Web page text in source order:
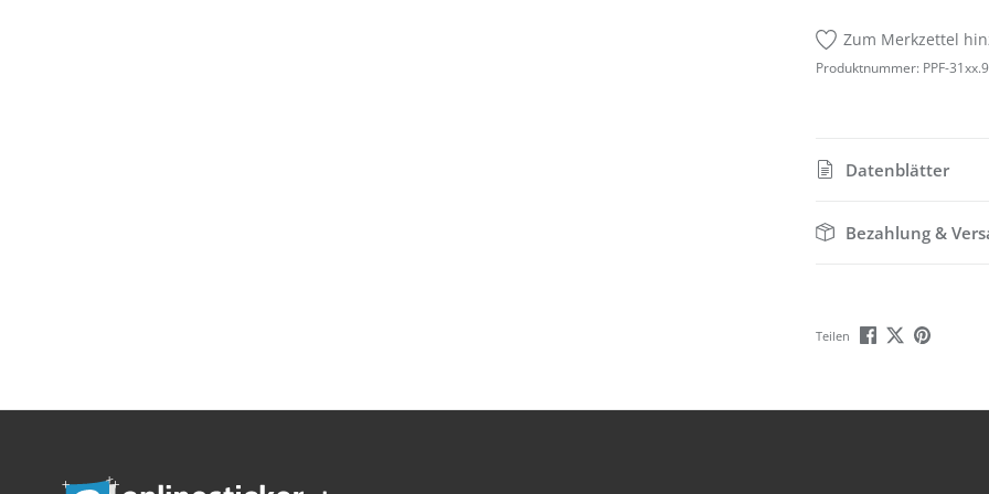
Zum Merkzettel
Produktnummer: PPF-
Datenblätter
Bezahlung &
Teilen